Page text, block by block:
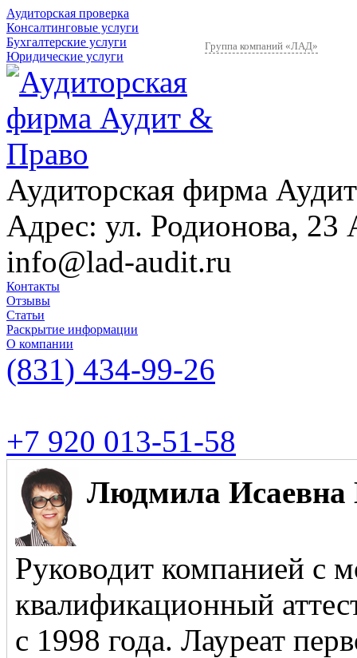
Аудиторская проверка
Консалтинговые услуги
Бухгалтерские услуги
Юридические услуги
Группа компаний «ЛАД»
Аудиторская фирма
Адрес: ул. Родионова, 23
info@lad-audit.ru
Контакты
Отзывы
Статьи
Раскрытие информации
О компании
(831) 434-99-26
+7 920 013-51-58
Людмила Исаевна
Руководит компанией с
квалификационный
с 1998 года. Лауреат